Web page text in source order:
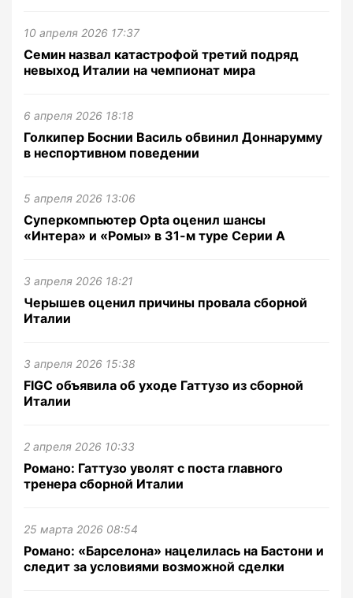
10 апреля 2026 17:37
Семин назвал катастрофой третий подряд
невыход Италии на чемпионат мира
6 апреля 2026 18:18
Голкипер Боснии Василь обвинил Доннарумму
в неспортивном поведении
5 апреля 2026 13:06
Суперкомпьютер Opta оценил шансы
«Интера» и «Ромы» в 31-м туре Серии А
3 апреля 2026 18:21
Черышев оценил причины провала сборной
Италии
3 апреля 2026 15:38
FIGC объявила об уходе Гаттузо из сборной
Италии
2 апреля 2026 10:33
Романо: Гаттузо уволят с поста главного
тренера сборной Италии
25 марта 2026 08:54
Романо: «Барселона» нацелилась на Бастони и
следит за условиями возможной сделки